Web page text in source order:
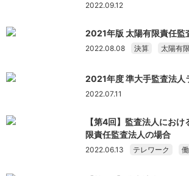
2022.09.12
2021年版 太陽有限責任監
2022.08.08 決算 太陽有
2021年度 準大手監査法人
2022.07.11
【第4回】監査法人にお
限責任監査法人の場合
2022.06.13 テレワーク